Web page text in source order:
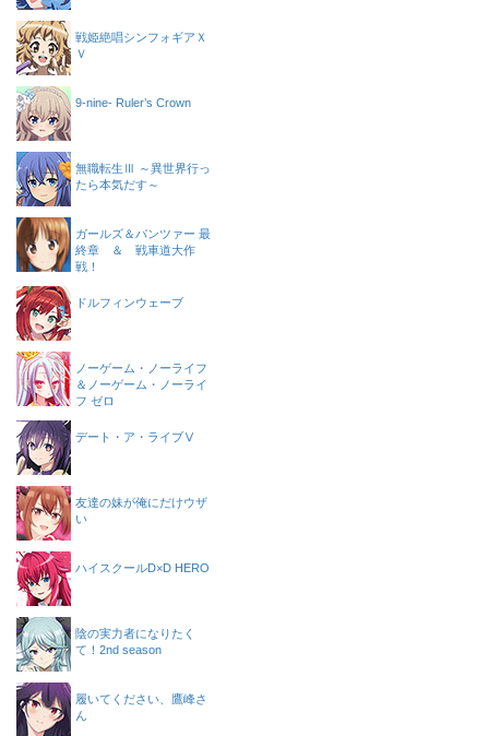
戦姫絶唱シンフォギアＸ
Ｖ
9-nine- Ruler’s Crown
無職転生Ⅲ ～異世界行っ
たら本気だす～
ガールズ＆パンツァー 最
終章 ＆ 戦車道大作
戦！
ドルフィンウェーブ
ノーゲーム・ノーライフ
＆ノーゲーム・ノーライ
フ ゼロ
デート・ア・ライブⅤ
友達の妹が俺にだけウザ
い
ハイスクールD×D HERO
陰の実力者になりたく
て！2nd season
履いてください、鷹峰さ
ん